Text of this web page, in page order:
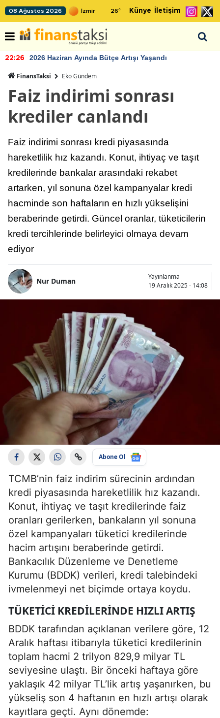
08 Ağustos 2026 26° Künye İletişim
22:26 2026 Haziran Ayında Bütçe Artışı Yaşandı
FinansTaksi Eko Gündem
Faiz indirimi sonrası
krediler canlandı
Faiz indirimi sonrası kredi piyasasında
hareketlilik hız kazandı. Konut, ihtiyaç ve taşıt
kredilerinde bankalar arasındaki rekabet
artarken, yıl sonuna özel kampanyalar kredi
hacminde son haftaların en hızlı yükselişini
beraberinde getirdi. Güncel oranlar, tüketicilerin
kredi tercihlerinde belirleyici olmaya devam
ediyor
Nur Duman
Yayınlanma
19 Aralık 2025 - 14:08
Abone Ol
TCMB’nin faiz indirim sürecinin ardından
kredi piyasasında hareketlilik hız kazandı.
Konut, ihtiyaç ve taşıt kredilerinde faiz
oranları gerilerken, bankaların yıl sonuna
özel kampanyaları tüketici kredilerinde
hacim artışını beraberinde getirdi.
Bankacılık Düzenleme ve Denetleme
Kurumu (BDDK) verileri, kredi talebindeki
ivmelenmeyi net biçimde ortaya koydu.
TÜKETICI KREDILERINDE HIZLI ARTIŞ
BDDK tarafından açıklanan verilere göre, 12
Aralık haftası itibarıyla tüketici kredilerinin
toplam hacmi 2 trilyon 829,9 milyar TL
seviyesine ulaştı. Bir önceki haftaya göre
yaklaşık 42 milyar TL’lik artış yaşanırken, bu
yükseliş son 4 haftanın en hızlı artışı olarak
kayıtlara geçti. Aynı dönemde: